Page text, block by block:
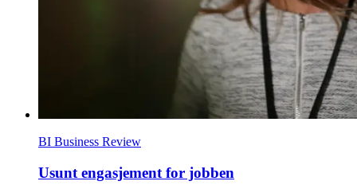
BI Business Review
Usunt engasjement for jobben